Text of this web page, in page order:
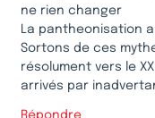
ne rien changer
La pantheonisation
Sortons de ces
résolument vers le
arrivés par
Répondre